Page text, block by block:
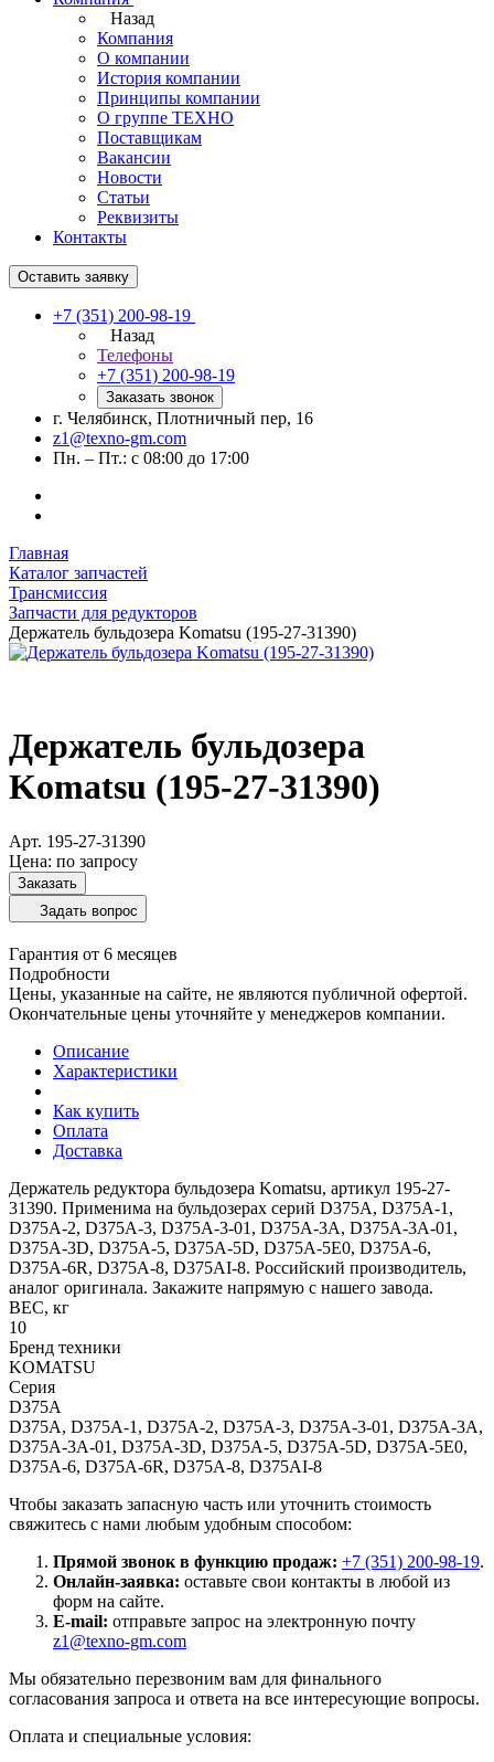
Назад
Компания
О компании
История компании
Принципы компании
О группе ТЕХНО
Поставщикам
Вакансии
Новости
Статьи
Реквизиты
Контакты
Оставить заявку
+7 (351) 200-98-19
Назад
Телефоны
+7 (351) 200-98-19
Заказать звонок
г. Челябинск, Плотничный пер, 16
z1@texno-gm.com
Пн. – Пт.: с 08:00 до 17:00
Главная
Каталог запчастей
Трансмиссия
Запчасти для редукторов
Держатель бульдозера Komatsu (195-27-31390)
Держатель бульдозера
Komatsu (195-27-31390)
Арт. 195-27-31390
Цена: по запросу
Заказать
Задать вопрос
Гарантия от 6 месяцев
Подробности
Цены, указанные на сайте, не являются публичной офертой.
Окончательные цены уточняйте у менеджеров компании.
Описание
Характеристики
Как купить
Оплата
Доставка
Держатель редуктора бульдозера Komatsu, артикул 195-27-
31390. Применима на бульдозерах серий D375A, D375A-1,
D375A-2, D375A-3, D375A-3-01, D375A-3A, D375A-3A-01,
D375A-3D, D375A-5, D375A-5D, D375A-5E0, D375A-6,
D375A-6R, D375A-8, D375AI-8. Российский производитель,
аналог оригинала. Закажите напрямую с нашего завода.
ВЕС, кг
10
Бренд техники
KOMATSU
Серия
D375A
D375A, D375A-1, D375A-2, D375A-3, D375A-3-01, D375A-3A,
D375A-3A-01, D375A-3D, D375A-5, D375A-5D, D375A-5E0,
D375A-6, D375A-6R, D375A-8, D375AI-8
Чтобы заказать запасную часть или уточнить стоимость
свяжитесь с нами любым удобным способом:
Прямой звонок в функцию продаж: +7 (351) 200-98-19.
Онлайн-заявка: оставьте свои контакты в любой из
форм на сайте.
E-mail: отправьте запрос на электронную почту
z1@texno-gm.com
Мы обязательно перезвоним вам для финального
согласования запроса и ответа на все интересующие вопросы.
Оплата и специальные условия: